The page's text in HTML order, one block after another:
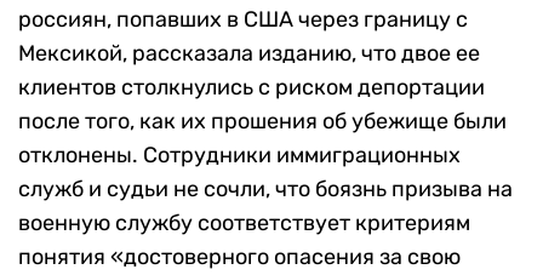
россиян, попавших в США через границу с
Мексикой, рассказала изданию, что двое ее
клиентов столкнулись с риском депортации
после того, как их прошения об убежище были
отклонены. Сотрудники иммиграционных
служб и судьи не сочли, что боязнь призыва на
военную службу соответствует критериям
понятия «достоверного опасения за свою